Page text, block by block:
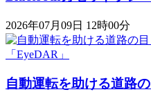
2026年07月09日 12時00分
自動運転を助ける道路